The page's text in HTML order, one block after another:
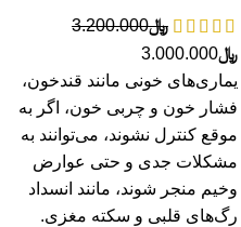
﷼3.200.000
﷼3.000.000
یماری‌های خونی مانند قندخون،
فشار خون و چربی خون، اگر به
موقع کنترل نشوند، می‌توانند به
مشکلات جدی و حتی عوارض
وخیم منجر شوند، مانند انسداد
رگ‌های قلبی و سکته مغزی.